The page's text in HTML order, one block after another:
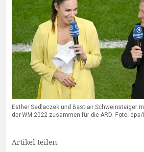
Esther Sedlaczek und Bastian Schweinsteiger
der WM 2022 zusammen für die ARD. Foto:
Artikel teilen: